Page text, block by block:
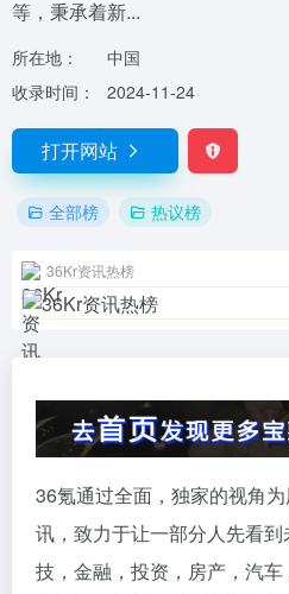
等，秉承着新...
所在地：
中国
收录时间：
2024-11-24
打开网站
全部榜 热议榜
36Kr资讯热榜
36氪通过全面，独家的视角
讯，致力于让一部分人先看
技，金融，投资，房产，汽车